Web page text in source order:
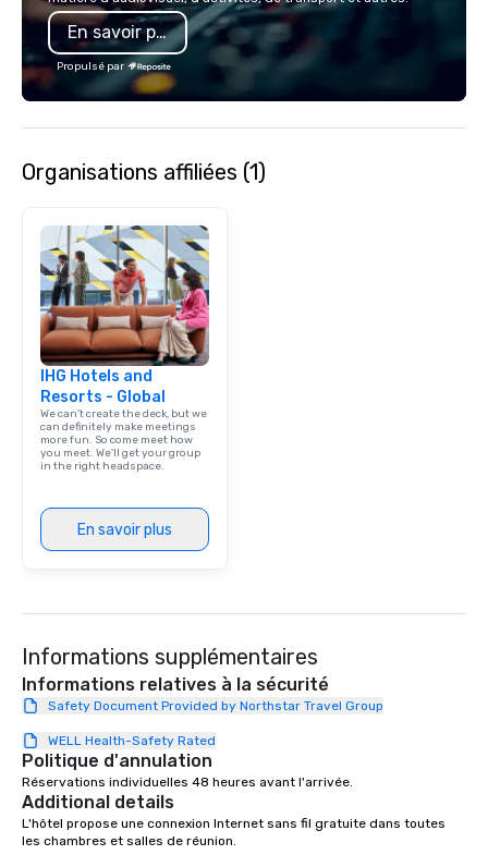
En savoir plus
Propulsé par
Organisations affiliées (1)
IHG Hotels and
Resorts - Global
We can't create the deck, but we
can definitely make meetings
more fun. So come meet how
you meet. We'll get your group
in the right headspace.
En savoir plus
Informations supplémentaires
Informations relatives à la sécurité
Safety Document Provided by Northstar Travel Group
WELL Health-Safety Rated
Politique d'annulation
Réservations individuelles 48 heures avant l'arrivée.
Additional details
L'hôtel propose une connexion Internet sans fil gratuite dans toutes
les chambres et salles de réunion.